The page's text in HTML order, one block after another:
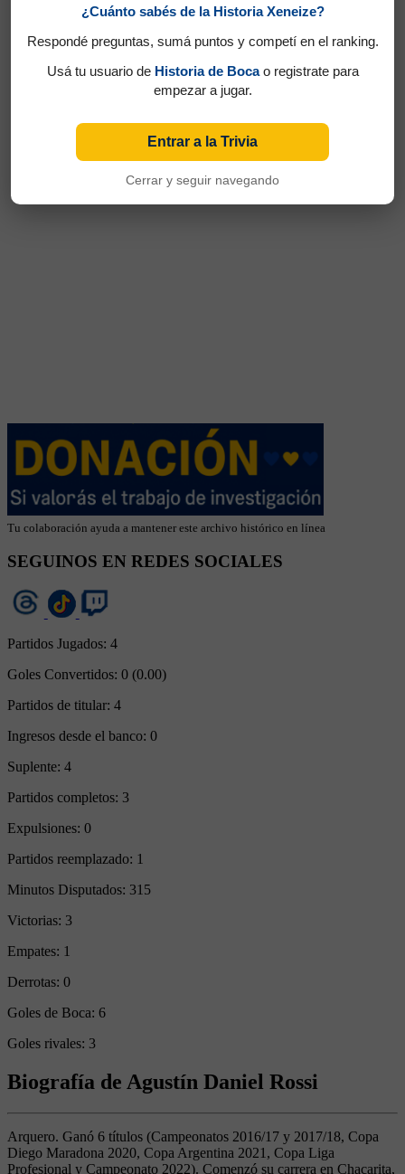
Tu colaboración ayuda a mantener este archivo histórico en línea
SEGUINOS EN REDES SOCIALES
Partidos Jugados: 4
Goles Convertidos: 0 (0.00)
Partidos de titular: 4
Ingresos desde el banco: 0
Suplente: 4
Partidos completos: 3
Expulsiones: 0
Partidos reemplazado: 1
Minutos Disputados: 315
Victorias: 3
Empates: 1
Derrotas: 0
Goles de Boca: 6
Goles rivales: 3
Biografía de Agustín Daniel Rossi
Arquero. Ganó 6 títulos (Campeonatos 2016/17 y 2017/18, Copa
Diego Maradona 2020, Copa Argentina 2021, Copa Liga
Profesional y Campeonato 2022). Comenzó su carrera en Chacarita,
¿Cuánto sabés de la Historia Xeneize?
Respondé preguntas, sumá puntos y competí en el ranking.
Usá tu usuario de Historia de Bocao registrate para
empezar a jugar.
Entrar a la Trivia
Cerrar y seguir navegando